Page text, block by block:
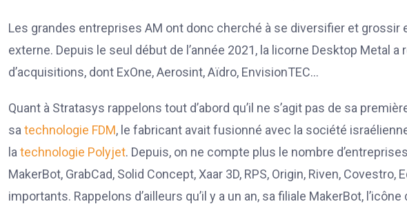
Les grandes entreprises AM ont donc cherché à se diversifier et
externe. Depuis le seul début de l’année 2021, la licorne Desktop Metal
d’acquisitions, dont ExOne, Aerosint, Aïdro, EnvisionTEC…
Quant à Stratasys rappelons tout d’abord qu’il ne s’agit pas de sa
sa technologie FDM, le fabricant avait fusionné avec la société
la technologie Polyjet. Depuis, on ne compte plus le nombre
MakerBot, GrabCad, Solid Concept, Xaar 3D, RPS, Origin, Riven,
importants. Rappelons d’ailleurs qu’il y a un an, sa filiale MakerBot,